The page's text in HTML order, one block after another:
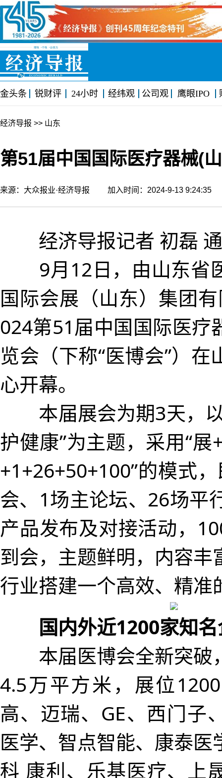
金头条 锐财评 24小时 经纬观 公司观 鹰眼IPO
经济导报 >> 山东
第51届中国国际医疗器械(
来源：大众报业·经济导报 加入时间：2024-9-13
经济导报记者 初磊 通
9月12日，由山东省
国际会展（山东）集团
024第51届中国国际医疗
览会（下称“医博会”）
心开幕。
本届展会为期3天，以
护健康”为主题，采用“展
+1+26+50+100”的模式
会、1场主论坛、26场平
产品发布及对接活动，
到会，主题鲜明，内容丰
行业搭建一个高效、精准
国内外近1200家知
本届医博会全新突破
4.5万平方米，展位
高、迈瑞、GE、西门子
医学、智点智能、康泰医
科 康利、乐基医疗、上